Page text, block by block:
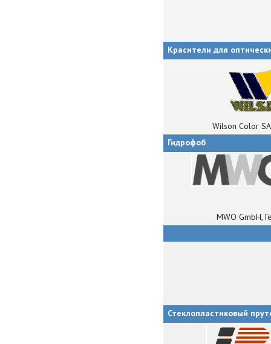
Красители для
Wilson Color
Гидрофоб
MWO GmbH,
Стеклопластиковый